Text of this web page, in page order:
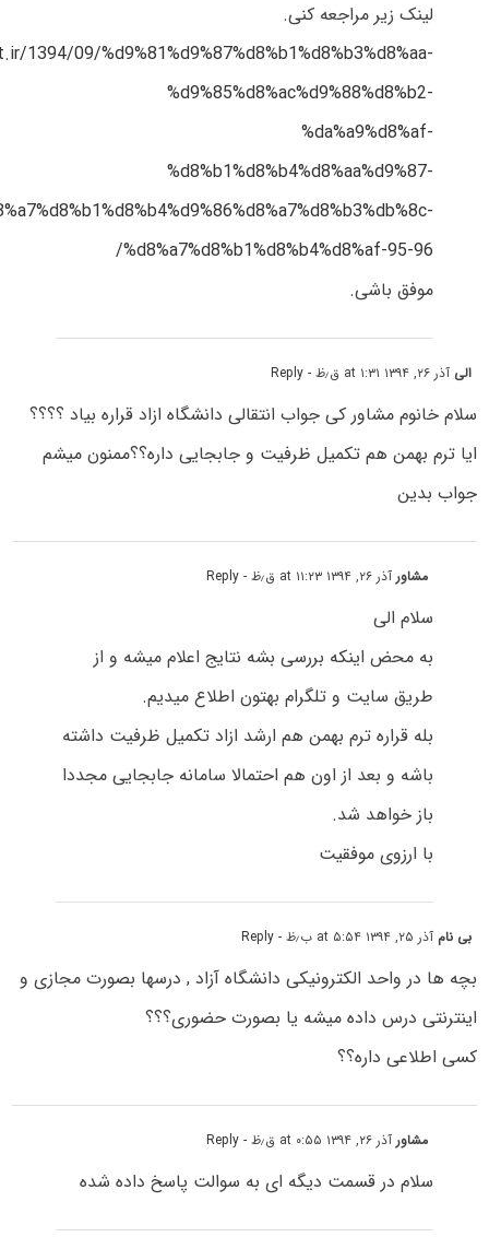
لینک زیر مراجعه کنی.
1394/09/%d9%81%d9%87%d8%b1%d8%b3%d8%aa-
%d9%85%d8%ac%d9%88%d8%b2-
%da%a9%d8%af-
%d8%b1%d8%b4%d8%aa%d9%87-
%d8%a7%d8%b1%d8%b4%d8%af-95-96/
موفق باشی.
الی آذر ۲۶, ۱۳۹۴ at ۱:۳۱ ق٫ظ - Reply
سلام خانوم مشاور کی جواب انتقالی دانشگاه ازاد قراره بیاد ؟؟؟؟
ایا ترم بهمن هم تکمیل ظرفیت و جابجایی داره؟؟ممنون میشم
جواب بدین
مشاورآذر ۲۶, ۱۳۹۴ at ۱۱:۲۳ ق٫ظ - Reply
سلام الی
به محض اینکه بررسی بشه نتایج اعلام میشه و از
طریق سایت و تلگرام بهتون اطلاع میدیم.
بله قراره ترم بهمن هم ارشد ازاد تکمیل ظرفیت داشته
باشه و بعد از اون هم احتمالا سامانه جابجایی مجددا
باز خواهد شد.
با ارزوی موفقیت
بی نام آذر ۲۵, ۱۳۹۴ at ۵:۵۴ ب٫ظ - Reply
بچه ها در واحد الکترونیکی دانشگاه آزاد , درسها بصورت مجازی و
اینترنتی درس داده میشه یا بصورت حضوری؟؟؟
کسی اطلاعی داره؟؟
مشاورآذر ۲۶, ۱۳۹۴ at ۰:۵۵ ق٫ظ - Reply
سلام در قسمت دیگه ای به سوالت پاسخ داده شده